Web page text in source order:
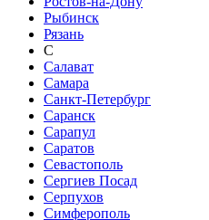
Рыбинск
Рязань
С
Салават
Самара
Санкт-Петербург
Саранск
Сарапул
Саратов
Севастополь
Сергиев Посад
Серпухов
Симферополь